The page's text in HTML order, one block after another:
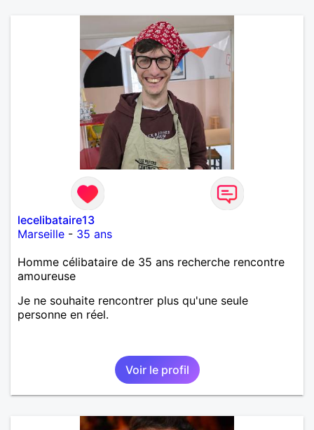
lecelibataire13
Marseille - 35 ans
Homme célibataire de 35 ans recherche rencontre
amoureuse
Je ne souhaite rencontrer plus qu'une seule
personne en réel.
Voir le profil